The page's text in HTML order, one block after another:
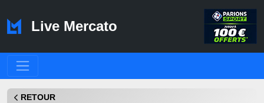
Live Mercato
RETOUR